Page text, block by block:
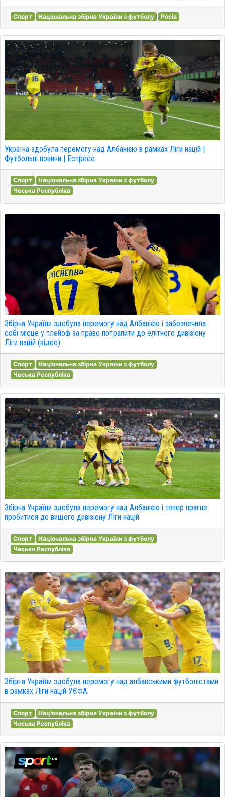
Спорт Національна збірна України з футболу Росія
Україна здобула перемогу над Албанією в рамках Ліги націй |
Футбольні новини | Еспресо
Спорт
Національна збірна України з футболу
Чеська Республіка
Збірна України здобула перемогу над Албанією і забезпечила
собі місце у плейоф за право потрапити до елітного дивізіону
Ліги націй (відео)
Спорт
Національна збірна України з футболу
Чеська Республіка
Збірна України здобула перемогу над Албанією і тепер прагне
пробитися до вищого дивізіону Ліги націй.
Спорт
Національна збірна України з футболу
Чеська Республіка
Збірна України здобула перемогу над албанськими футболістами
в рамках Ліги націй УЄФА.
Спорт
Національна збірна України з футболу
Чеська Республіка